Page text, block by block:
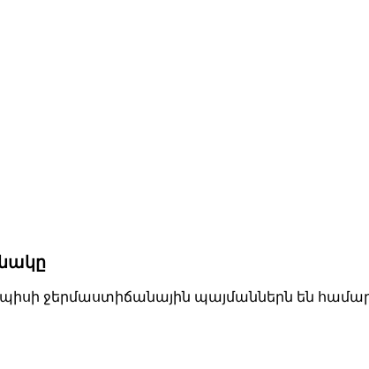
ջերմաստիճանային պայմաններն են